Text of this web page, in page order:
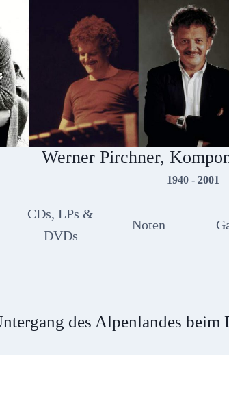
Werner Pirchner,
1940 - 2001
CDs, LPs &
DVDs
Noten
des Alpenlandes